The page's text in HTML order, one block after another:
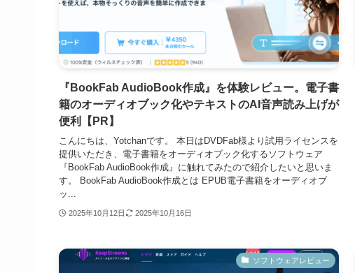
『BookFab AudioBook作成』を体験レビュー。電子書
籍のオーディオブック化やテキストのAI音声読み上げが
便利【PR】
こんにちは、Yotchanです。 本日はDVDFab様より試用ライセンスを
提供いただき、電子書籍をオーディオブック化するソフトウェア
『BookFab AudioBook作成』に触れてみたので紹介したいと思いま
す。 BookFab AudioBook作成とは EPUB電子書籍をオーディオブ
ッ...
2025年10月12日 2025年10月16日
ソフトウェアレビュー